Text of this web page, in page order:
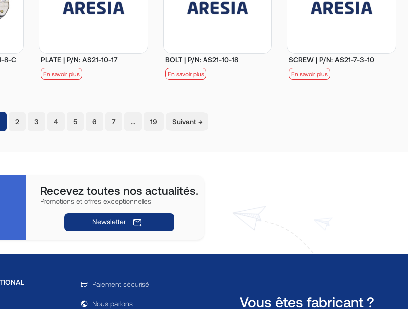
8-C
PLATE | P/N: AS21-10-17
En savoir plus
BOLT | P/N: AS21-10-18
En savoir plus
SCREW | P/N: AS21-7-3-10
En savoir plus
(current)
2 3 4 5 6 7 … 19 Suivant →
Recevez toutes nos actualités.
Promotions et offres exceptionnelles
Newsletter
Paiement sécurisé
Nous parlons Vous êtes fabricant ?